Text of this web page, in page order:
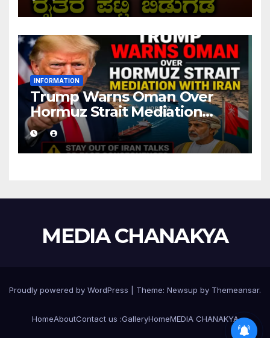
INFORMATION
Trump Warns Oman Over
Hormuz Strait Mediation
With Iran
MEDIA CHANAKYA
Proudly powered by WordPress Theme: Newsup by Themeansar.
HomeAboutContact us :GalleryHomeMEDIA CHANAKYA